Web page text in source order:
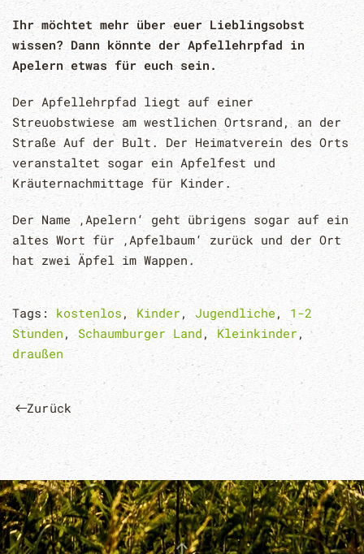
Ihr möchtet mehr über euer Lieblingsobst
wissen? Dann könnte der Apfellehrpfad in
Apelern etwas für euch sein.
Der Apfellehrpfad liegt auf einer
Streuobstwiese am westlichen Ortsrand, an der
Straße Auf der Bult. Der Heimatverein des Orts
veranstaltet sogar ein Apfelfest und
Kräuternachmittage für Kinder.
Der Name ‚Apelern‘ geht übrigens sogar auf ein
altes Wort für ‚Apfelbaum‘ zurück und der Ort
hat zwei Äpfel im Wappen.
Tags: kostenlos , Kinder , Jugendliche , 1-2
Stunden , Schaumburger Land , Kleinkinder ,
draußen
Zurück